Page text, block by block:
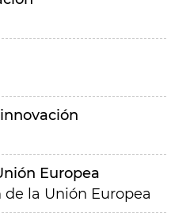
Europea
la Unión Europea